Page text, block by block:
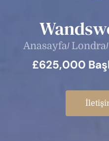
Anasayfa Londra
£625,000